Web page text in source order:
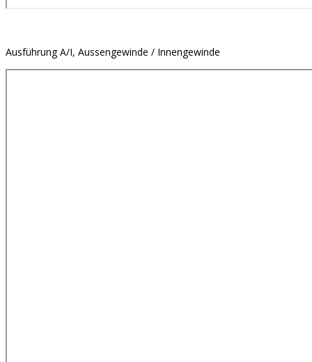
Ausführung A/I, Aussengewinde / Innengewinde